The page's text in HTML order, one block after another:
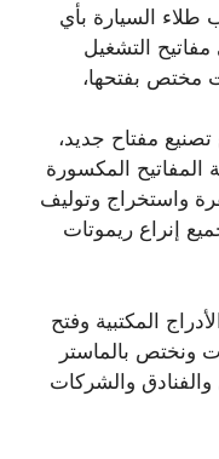
السيارة بأي
التشغيل
مختص بفتحها،
مفتاح جديد،
المفاتيح المكسورة
واستخراج وتوليف
إنراع ريموتات
المكتبية وفتح
ونختص بالماستر
والفنادق والشركات